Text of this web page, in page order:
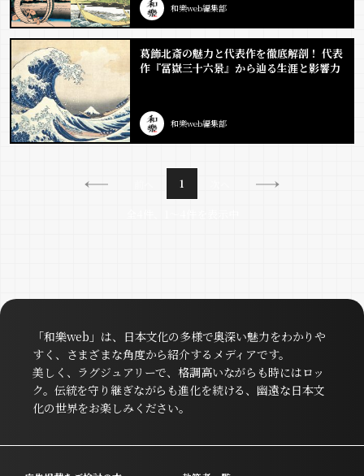
和樂web編集部
葛飾北斎の魅力と代表作を徹底解剖！ 代表
作『冨嶽三十六景』から辿る生涯と影響力
和樂web編集部
1
「和樂web」は、日本文化の多様で奥深い魅力をわかりや
すく、さまざまな角度から紹介するメディアです。
美しく、ラグジュアリーで、格調高いながらも時にはロッ
ク。伝統を守り継ぎながらも進化を続ける、幽遠な日本文
化の世界をお楽しみください。